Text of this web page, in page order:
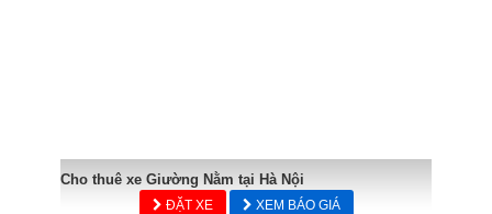
Cho thuê xe Giường Nằm tại Hà Nội
ĐẶT XE XEM BÁO GIÁ